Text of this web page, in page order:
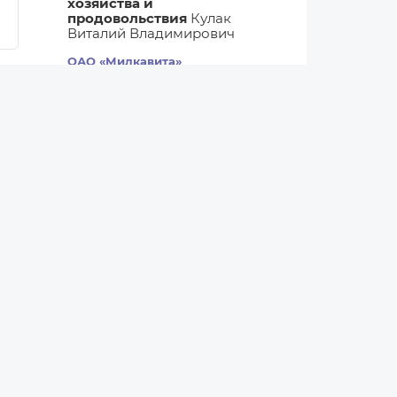
хозяйства и
продовольствия Кулак
Виталий Владимирович
ОАО «Милкавита»